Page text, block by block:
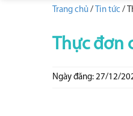
Trang chủ / Tin tức /
Thực đơn
Ngày đăng: 27/12/